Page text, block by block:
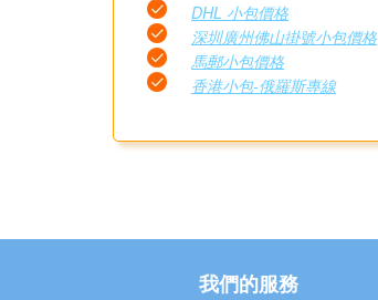
DHL 小包價格
深圳廣州佛山掛號小包價格
馬郵小包價格
香港小包-俄羅斯專線
我們的服務